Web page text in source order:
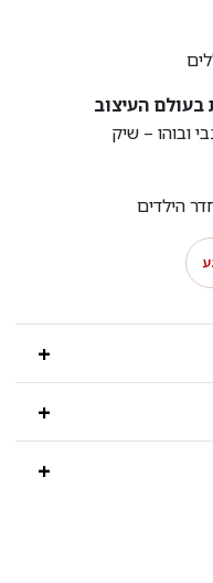
העיצוב
ובוהו – שיק
הילדים